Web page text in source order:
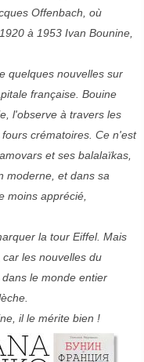
Offenbach, où
à 1953 Ivan Bounine,
quelques nouvelles sur
française. Bouine
l'observe à travers les
crématoires. Ce n'est
et ses balalaïkas,
moderne, et dans sa
moins apprécié,
la tour Eiffel. Mais
les nouvelles du
le monde entier
il le mérite bien !